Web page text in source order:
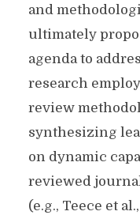
and
ultimately
agenda to
research
review
synthesizing
on dynamic
reviewed
(e.g., Teece et